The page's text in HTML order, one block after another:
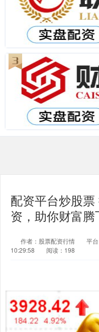
配资平台炒股
资，助你财富腾
作者：股票配资行情 平
10:29:58
阅读：198